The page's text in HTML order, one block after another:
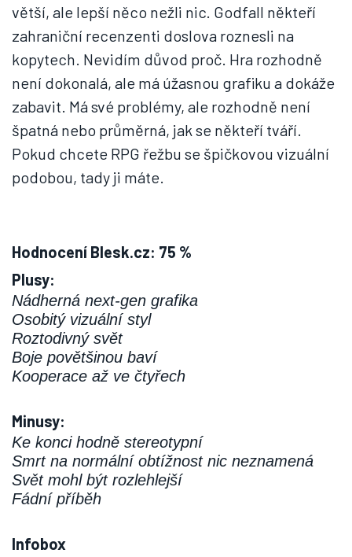
větší, ale lepší něco nežli nic. Godfall někteří
zahraniční recenzenti doslova roznesli na
kopytech. Nevidím důvod proč. Hra rozhodně
není dokonalá, ale má úžasnou grafiku a dokáže
zabavit. Má své problémy, ale rozhodně není
špatná nebo průměrná, jak se někteří tváří.
Pokud chcete RPG řežbu se špičkovou vizuální
podobou, tady ji máte.
Hodnocení Blesk.cz: 75 %
Plusy:
Nádherná next-gen grafika
Osobitý vizuální styl
Roztodivný svět
Boje povětšinou baví
Kooperace až ve čtyřech
Minusy:
Ke konci hodně stereotypní
Smrt na normální obtížnost nic neznamená
Svět mohl být rozlehlejší
Fádní příběh
Infobox